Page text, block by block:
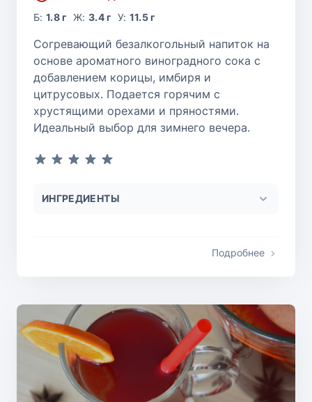
Б:1.8 г Ж: 3.4 г У: 11.5 г
Согревающий безалкогольный напиток на
основе ароматного виноградного сока с
добавлением корицы, имбиря и
цитрусовых. Подается горячим с
хрустящими орехами и пряностями.
Идеальный выбор для зимнего вечера.
ИНГРЕДИЕНТЫ
Подробнее